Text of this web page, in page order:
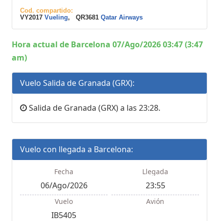
Cod. compartido:
VY2017 Vueling, QR3681 Qatar Airways
Hora actual de Barcelona 07/Ago/2026 03:47 (3:47
am)
Vuelo Salida de Granada (GRX):
Salida de Granada (GRX) a las 23:28.
Vuelo con llegada a Barcelona:
Fecha
06/Ago/2026
Llegada
23:55
Vuelo
IB5405
Avión